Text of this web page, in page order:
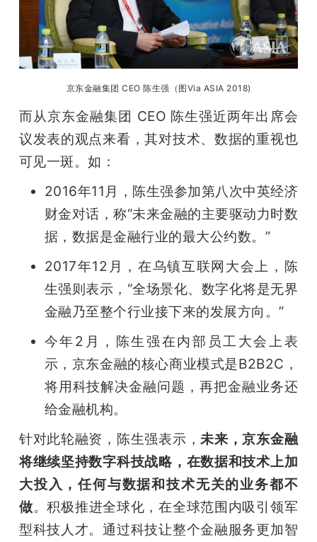
京东金融集团 CEO 陈生强（图Via ASIA 2018)
而从京东金融集团 CEO 陈生强近两年出席会
议发表的观点来看，其对技术、数据的重视也
可见一斑。如：
2016年11月，陈生强参加第八次中英经济
财金对话，称“未来金融的主要驱动力时数
据，数据是金融行业的最大公约数。”
2017年12月，在乌镇互联网大会上，陈
生强则表示，“全场景化、数字化将是无界
金融乃至整个行业接下来的发展方向。”
今年2月，陈生强在内部员工大会上表
示，京东金融的核心商业模式是B2B2C，
将用科技解决金融问题，再把金融业务还
给金融机构。
针对此轮融资，陈生强表示，未来，京东金融
将继续坚持数字科技战略，在数据和技术上加
大投入，任何与数据和技术无关的业务都不
做。积极推进全球化，在全球范围内吸引领军
型科技人才。通过科技让整个金融服务更加智